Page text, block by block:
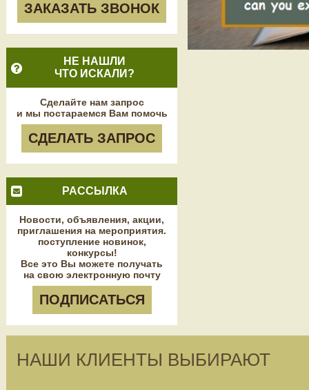
ЗАКАЗАТЬ ЗВОНОК
НЕ НАШЛИ
ЧТО ИСКАЛИ?
Сделайте нам запрос
и мы постараемся Вам помочь
СДЕЛАТЬ ЗАПРОС
РАССЫЛКА
Новости, объявления, акции,
приглашения на мероприятия.
поступление новинок,
конкурсы!
Все это Вы можете получать
на свою электронную почту
ПОДПИСАТЬСЯ
НАШИ КЛИЕНТЫ ВЫБИРАЮТ